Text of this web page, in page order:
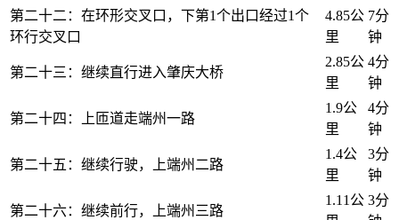
第二十二：在环形交叉口，下第1个出口经过1个
环行交叉口
4.85公
里
7分
钟
第二十三：继续直行进入肇庆大桥
2.85公
里
4分
钟
第二十四：上匝道走端州一路
1.9公
里
4分
钟
第二十五：继续行驶，上端州二路
1.4公
里
3分
钟
第二十六：继续前行，上端州三路
1.11公 3分